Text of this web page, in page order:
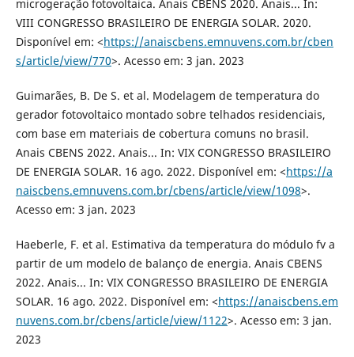
microgeração fotovoltaica. Anais CBENS 2020. Anais... In:
VIII CONGRESSO BRASILEIRO DE ENERGIA SOLAR. 2020.
Disponível em: <https://anaiscbens.emnuvens.com.br/cben
s/article/view/770>. Acesso em: 3 jan. 2023
Guimarães, B. De S. et al. Modelagem de temperatura do
gerador fotovoltaico montado sobre telhados residenciais,
com base em materiais de cobertura comuns no brasil.
Anais CBENS 2022. Anais... In: VIX CONGRESSO BRASILEIRO
DE ENERGIA SOLAR. 16 ago. 2022. Disponível em: <https://a
naiscbens.emnuvens.com.br/cbens/article/view/1098>.
Acesso em: 3 jan. 2023
Haeberle, F. et al. Estimativa da temperatura do módulo fv a
partir de um modelo de balanço de energia. Anais CBENS
2022. Anais... In: VIX CONGRESSO BRASILEIRO DE ENERGIA
SOLAR. 16 ago. 2022. Disponível em: <https://anaiscbens.em
nuvens.com.br/cbens/article/view/1122>. Acesso em: 3 jan.
2023